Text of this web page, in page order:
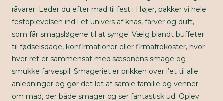
råvarer. Leder du efter mad til fest i Højer, pakker vi hele
festoplevelsen ind i et univers af knas, farver og duft,
som får smagsløgene til at synge. Vælg blandt buffeter
til fødselsdage, konfirmationer eller firmafrokoster, hvor
hver ret er sammensat med sæsonens smage og
smukke farvespil. Smageriet er prikken over i’et til alle
anledninger og gør det let at samle familie og venner
om mad, der både smager og ser fantastisk ud. Oplev